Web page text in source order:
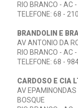
RIO BRANCO - AC
TELEFONE: 68 -
BRANDOLIN E
AV ANTONIO DA
RIO BRANCO - AC
TELEFONE: 68 -
CARDOSO E CIA
AV
BOSQUE